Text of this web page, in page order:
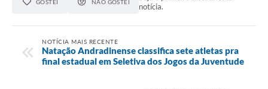
GOSTEI NÃO GOSTEI
notícia.
NOTÍCIA MAIS RECENTE
Natação Andradinense classifica sete atletas pra
final estadual em Seletiva dos Jogos da Juventude